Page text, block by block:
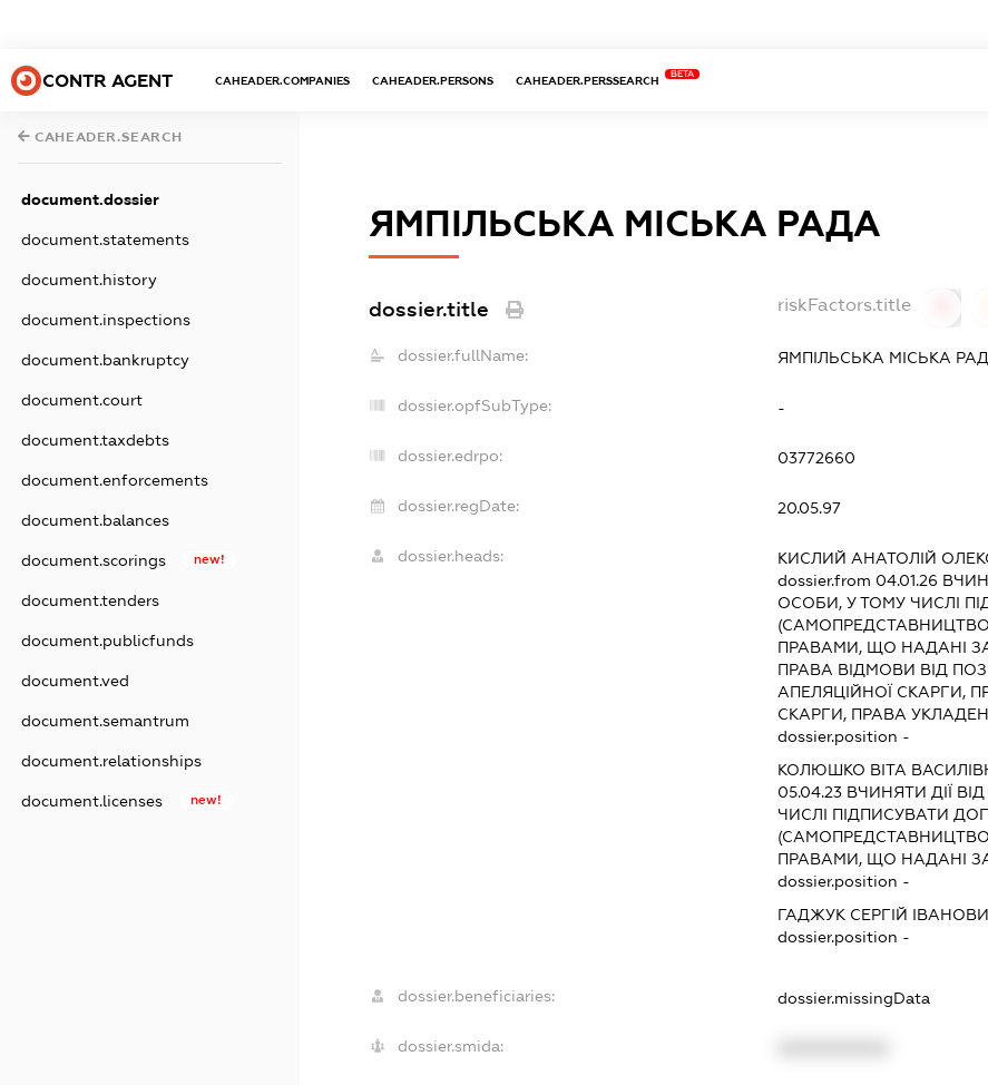
CONTR AGENT CAHEADER.COMPANIES CAHEADER.PERSONS CAHEADER.PERSSEARCH
BETA
CAHEADER.SEARCH
document.dossier
document.statements
document.history
document.inspections
document.bankruptcy
document.court
document.taxdebts
document.enforcements
document.balances
document.scorings new!
document.tenders
document.publicfunds
document.ved
document.semantrum
document.relationships
document.licenses new!
ЯМПІЛЬСЬКА МІСЬКА РАДА
dossier.title riskFactors.title
dossier.fullName: ЯМПІЛЬСЬКА МІСЬКА
dossier.opfSubType: -
dossier.edrpo: 03772660
dossier.regDate: 20.05.97
dossier.heads: КИСЛИЙ АНАТОЛІЙ
dossier.from 04.01.26
ОСОБИ, У ТОМУ ЧИСЛІ
(САМОПРЕДСТАВНИЦТВО
ПРАВАМИ, ЩО НАДАНІ
ПРАВА ВІДМОВИ ВІД
АПЕЛЯЦІЙНОЇ СКАРГИ,
СКАРГИ, ПРАВА
dossier.position -
КОЛЮШКО ВІТА
05.04.23 ВЧИНЯТИ ДІЇ
ЧИСЛІ ПІДПИСУВАТИ
(САМОПРЕДСТАВНИЦТВО
ПРАВАМИ, ЩО НАДАНІ
dossier.position -
ГАДЖУК СЕРГІЙ
dossier.position -
dossier.beneficiaries: dossier.missingData
dossier.smida: